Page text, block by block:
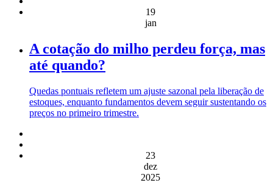
19
jan
A cotação do milho perdeu força, mas
até quando?
Quedas pontuais refletem um ajuste sazonal pela liberação de
estoques, enquanto fundamentos devem seguir sustentando os
preços no primeiro trimestre.
23
dez
2025